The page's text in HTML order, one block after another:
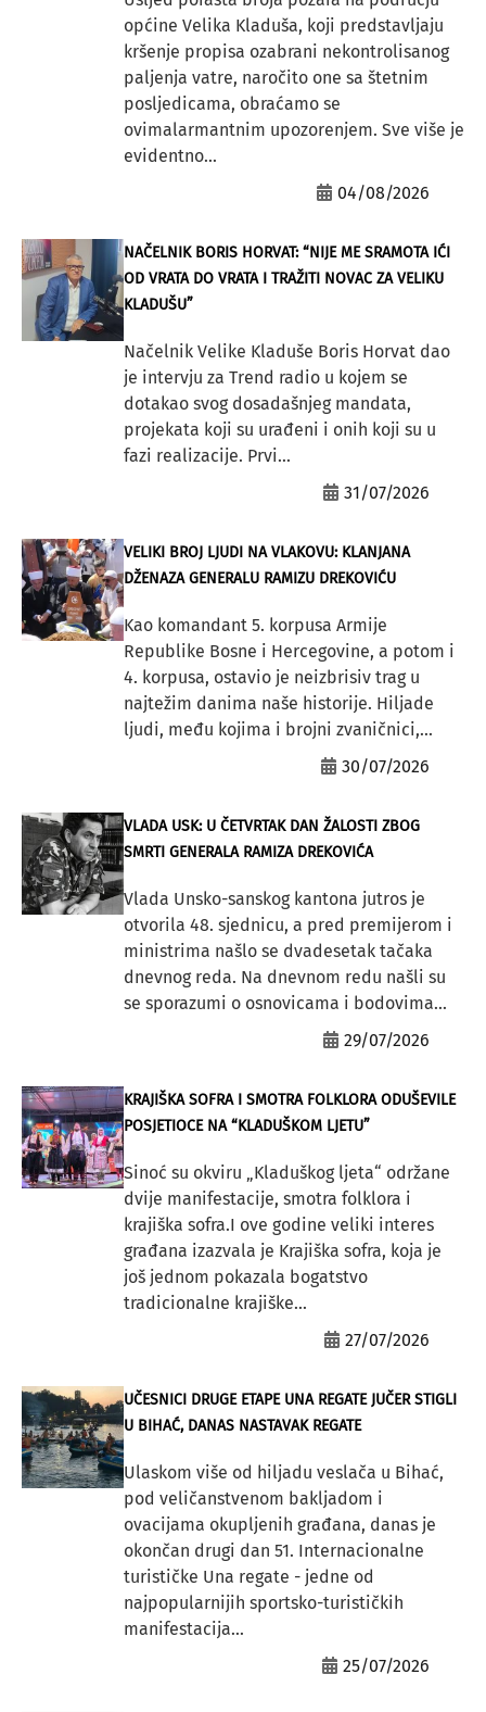
općine Velika Kladuša, koji predstavljaju
kršenje propisa ozabrani nekontrolisanog
paljenja vatre, naročito one sa štetnim
posljedicama, obraćamo se
ovimalarmantnim upozorenjem. Sve više je
evidentno...
04/08/2026
NAČELNIK BORIS HORVAT: “NIJE ME SRAMOTA IĆI
OD VRATA DO VRATA I TRAŽITI NOVAC ZA VELIKU
KLADUŠU”
Načelnik Velike Kladuše Boris Horvat dao
je intervju za Trend radio u kojem se
dotakao svog dosadašnjeg mandata,
projekata koji su urađeni i onih koji su u
fazi realizacije. Prvi...
31/07/2026
VELIKI BROJ LJUDI NA VLAKOVU: KLANJANA
DŽENAZA GENERALU RAMIZU DREKOVIĆU
Kao komandant 5. korpusa Armije
Republike Bosne i Hercegovine, a potom i
4. korpusa, ostavio je neizbrisiv trag u
najtežim danima naše historije. Hiljade
ljudi, među kojima i brojni zvaničnici,...
30/07/2026
VLADA USK: U ČETVRTAK DAN ŽALOSTI ZBOG
SMRTI GENERALA RAMIZA DREKOVIĆA
Vlada Unsko-sanskog kantona jutros je
otvorila 48. sjednicu, a pred premijerom i
ministrima našlo se dvadesetak tačaka
dnevnog reda. Na dnevnom redu našli su
se sporazumi o osnovicama i bodovima...
29/07/2026
KRAJIŠKA SOFRA I SMOTRA FOLKLORA ODUŠEVILE
POSJETIOCE NA “KLADUŠKOM LJETU”
Sinoć su okviru „Kladuškog ljeta“ održane
dvije manifestacije, smotra folklora i
krajiška sofra.I ove godine veliki interes
građana izazvala je Krajiška sofra, koja je
još jednom pokazala bogatstvo
tradicionalne krajiške...
27/07/2026
UČESNICI DRUGE ETAPE UNA REGATE JUČER STIGLI
U BIHAĆ, DANAS NASTAVAK REGATE
Ulaskom više od hiljadu veslača u Bihać,
pod veličanstvenom bakljadom i
ovacijama okupljenih građana, danas je
okončan drugi dan 51. Internacionalne
turističke Una regate - jedne od
najpopularnijih sportsko-turističkih
manifestacija...
25/07/2026